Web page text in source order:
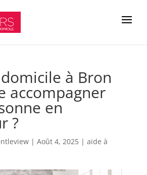
domicile à Bron
accompagner
en
?
| Août 4, 2025| aide à